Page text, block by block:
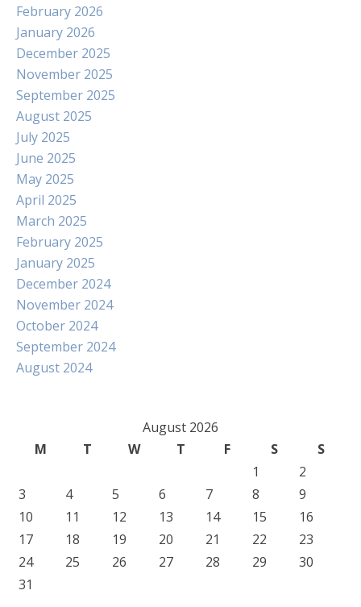
February 2026
January 2026
December 2025
November 2025
September 2025
August 2025
July 2025
June 2025
May 2025
April 2025
March 2025
February 2025
January 2025
December 2024
November 2024
October 2024
September 2024
August 2024
August 2026
M
T W T F S
S
1
2
3
4 5 6 7 8
9
10
11 12 13 14 15
16
17
18 19 20 21 22
23
24
25 26 27 28 29
30
31